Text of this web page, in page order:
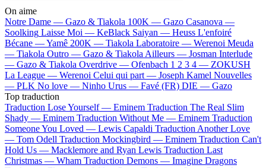
On aime
Notre Dame — Gazo & Tiakola 100K — Gazo Casanova —
Soolking Laisse Moi — KeBlack Saiyan — Heuss L'enfoiré
Bécane —Yamê 200K — Tiakola Laboratoire — Werenoi Meuda
— Tiakola Outro — Gazo & Tiakola Ailleurs — Josman Interlude
— Gazo & Tiakola Overdrive — Ofenbach 1 2 3 4 — ZOKUSH
La League — Werenoi Celui qui part — Joseph Kamel Nouvelles
— PLK No love — Ninho Urus — Favé (FR) DIE — Gazo
Top traduction
Traduction Lose Yourself — Eminem Traduction The Real Slim
Shady — Eminem Traduction Without Me — Eminem Traduction
Someone You Loved — Lewis Capaldi Traduction Another Love
— Tom Odell Traduction Mockingbird — Eminem Traduction Can't
Hold Us — Macklemore and Ryan Lewis Traduction Last
Christmas — Wham Traduction Demons — Imagine Dragons